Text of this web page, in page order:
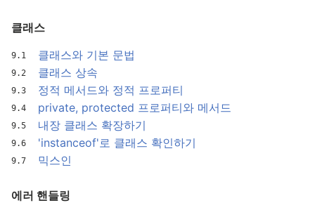
클래스
클래스와 기본 문법
클래스 상속
정적 메서드와 정적 프로퍼티
private, protected 프로퍼티와 메서드
내장 클래스 확장하기
'instanceof'로 클래스 확인하기
믹스인
에러 핸들링